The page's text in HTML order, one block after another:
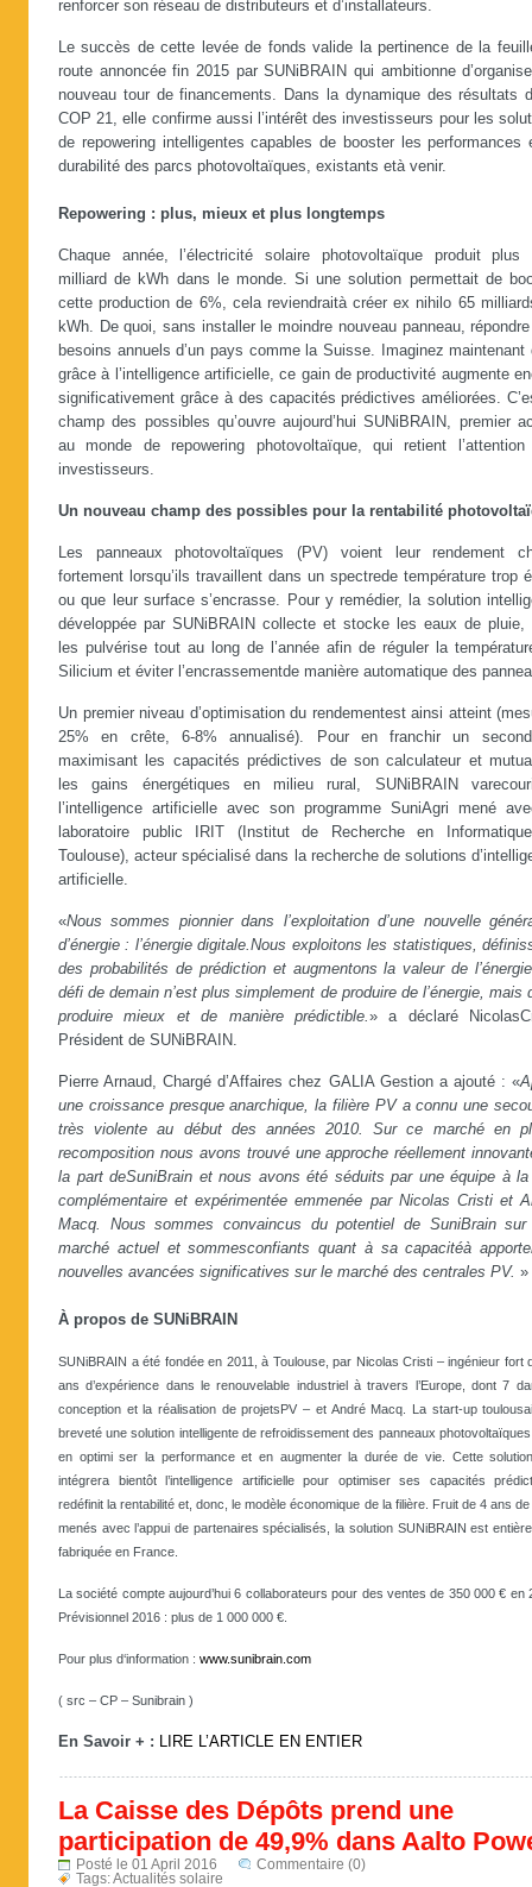
renforcer son réseau de distributeurs et d’installateurs.
Le succès de cette levée de fonds valide la pertinence de la
route annoncée fin 2015 par SUNiBRAIN qui ambitionne
nouveau tour de financements. Dans la dynamique des résultats
COP 21, elle confirme aussi l’intérêt des investisseurs pour les
de repowering intelligentes capables de booster les performances
durabilité des parcs photovoltaïques, existants età venir.
Repowering : plus, mieux et plus longtemps
Chaque année, l’électricité solaire photovoltaïque produit plus
milliard de kWh dans le monde. Si une solution permettait de
cette production de 6%, cela reviendraità créer ex nihilo 65
kWh. De quoi, sans installer le moindre nouveau panneau,
besoins annuels d’un pays comme la Suisse. Imaginez maintenant
grâce à l’intelligence artificielle, ce gain de productivité augmente
significativement grâce à des capacités prédictives améliorées.
champ des possibles qu’ouvre aujourd’hui SUNiBRAIN, premier
au monde de repowering photovoltaïque, qui retient l’attention
investisseurs.
Un nouveau champ des possibles pour la rentabilité
Les panneaux photovoltaïques (PV) voient leur rendement
fortement lorsqu’ils travaillent dans un spectrede température trop
ou que leur surface s’encrasse. Pour y remédier, la solution
développée par SUNiBRAIN collecte et stocke les eaux de pluie,
les pulvérise tout au long de l’année afin de réguler la
Silicium et éviter l’encrassementde manière automatique des
Un premier niveau d’optimisation du rendementest ainsi atteint
25% en crête, 6-8% annualisé). Pour en franchir un
maximisant les capacités prédictives de son calculateur et
les gains énergétiques en milieu rural, SUNiBRAIN
l’intelligence artificielle avec son programme SuniAgri mené
laboratoire public IRIT (Institut de Recherche en
Toulouse), acteur spécialisé dans la recherche de solutions
artificielle.
«Nous sommes pionnier dans l’exploitation d’une nouvelle
d’énergie : l’énergie digitale.Nous exploitons les statistiques,
des probabilités de prédiction et augmentons la valeur de
défi de demain n’est plus simplement de produire de l’énergie, mais
produire mieux et de manière prédictible.» a déclaré
Président de SUNiBRAIN.
Pierre Arnaud, Chargé d’Affaires chez GALIA Gestion a ajouté : «
une croissance presque anarchique, la filière PV a connu une
très violente au début des années 2010. Sur ce marché en
recomposition nous avons trouvé une approche réellement
la part deSuniBrain et nous avons été séduits par une équipe à
complémentaire et expérimentée emmenée par Nicolas Cristi et
Macq. Nous sommes convaincus du potentiel de SuniBrain sur
marché actuel et sommesconfiants quant à sa capacitéà
nouvelles avancées significatives sur le marché des centrales PV. »
À propos de SUNiBRAIN
SUNiBRAIN a été fondée en 2011, à Toulouse, par Nicolas Cristi – ingénieur fort
ans d’expérience dans le renouvelable industriel à travers l’Europe, dont 7
conception et la réalisation de projetsPV – et André Macq. La start-up
breveté une solution intelligente de refroidissement des panneaux
en optimi ser la performance et en augmenter la durée de vie. Cette
intégrera bientôt l’intelligence artificielle pour optimiser ses capacités
redéfinit la rentabilité et, donc, le modèle économique de la filière. Fruit de 4 ans
menés avec l’appui de partenaires spécialisés, la solution SUNiBRAIN est
fabriquée en France.
La société compte aujourd’hui 6 collaborateurs pour des ventes de 350 000 € en
Prévisionnel 2016 : plus de 1 000 000 €.
Pour plus d‘information : www.sunibrain.com
( src – CP – Sunibrain )
En Savoir + : LIRE L’ARTICLE EN ENTIER
La Caisse des Dépôts prend une
participation de 49,9% dans Aalto
Posté le 01 April 2016
Commentaire (0)
Tags:Actualités solaire